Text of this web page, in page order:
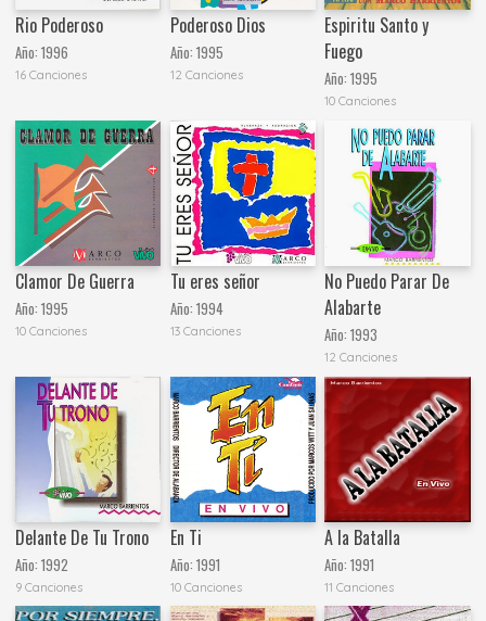
Rio Poderoso
Año:1996
16 Canciones
Poderoso Dios
Año: 1995
12 Canciones
Espiritu Santo y
Fuego
Año:1995
10 Canciones
Clamor De Guerra
Año:1995
10 Canciones
Tu eres señor
Año: 1994
13 Canciones
No Puedo Parar De
Alabarte
Año:1993
12 Canciones
Delante De Tu Trono
Año:1992
9 Canciones
En Ti
Año: 1991
10 Canciones
A la Batalla
Año:1991
11 Canciones